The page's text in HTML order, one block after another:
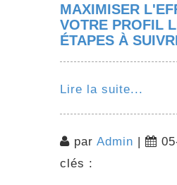
MAXIMISER
VOTRE PROFIL
ÉTAPES À
Lire la suite...
par Admin |
clés :